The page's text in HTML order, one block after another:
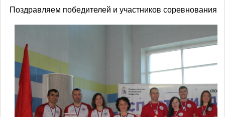
Поздравляем победителей и участников соревнования!